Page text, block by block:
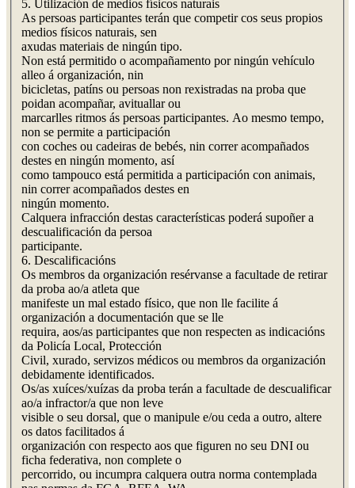
5. Utilización de medios físicos naturais
As persoas participantes terán que competir cos seus propios
medios físicos naturais, sen
axudas materiais de ningún tipo.
Non está permitido o acompañamento por ningún vehículo
alleo á organización, nin
bicicletas, patíns ou persoas non rexistradas na proba que
poidan acompañar, avituallar ou
marcarlles ritmos ás persoas participantes. Ao mesmo tempo,
non se permite a participación
con coches ou cadeiras de bebés, nin correr acompañados
destes en ningún momento, así
como tampouco está permitida a participación con animais,
nin correr acompañados destes en
ningún momento.
Calquera infracción destas características poderá supoñer a
descualificación da persoa
participante.
6. Descalificacións
Os membros da organización resérvanse a facultade de retirar
da proba ao/a atleta que
manifeste un mal estado físico, que non lle facilite á
organización a documentación que se lle
requira, aos/as participantes que non respecten as indicacións
da Policía Local, Protección
Civil, xurado, servizos médicos ou membros da organización
debidamente identificados.
Os/as xuíces/xuízas da proba terán a facultade de descualificar
ao/a infractor/a que non leve
visible o seu dorsal, que o manipule e/ou ceda a outro, altere
os datos facilitados á
organización con respecto aos que figuren no seu DNI ou
ficha federativa, non complete o
percorrido, ou incumpra calquera outra norma contemplada